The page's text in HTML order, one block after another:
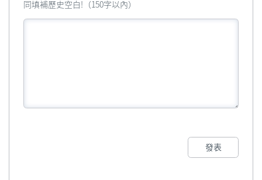
同填補歷史空白!（150字以內）
發表